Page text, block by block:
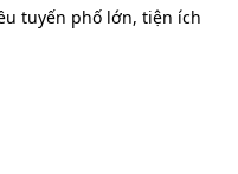
tuyến phố lớn, tiện ích